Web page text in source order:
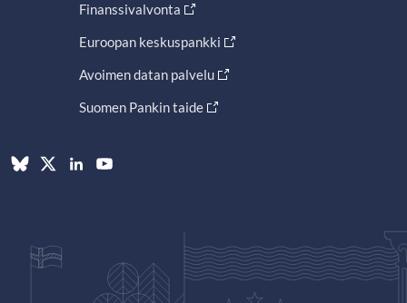
Finanssivalvonta
Euroopan keskuspankki
Avoimen datan palvelu
Suomen Pankin taide